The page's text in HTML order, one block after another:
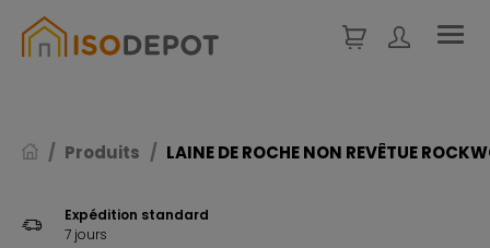
Produits LAINE DE ROCHE NON REVÊTUE
Expédition standard
7 jours